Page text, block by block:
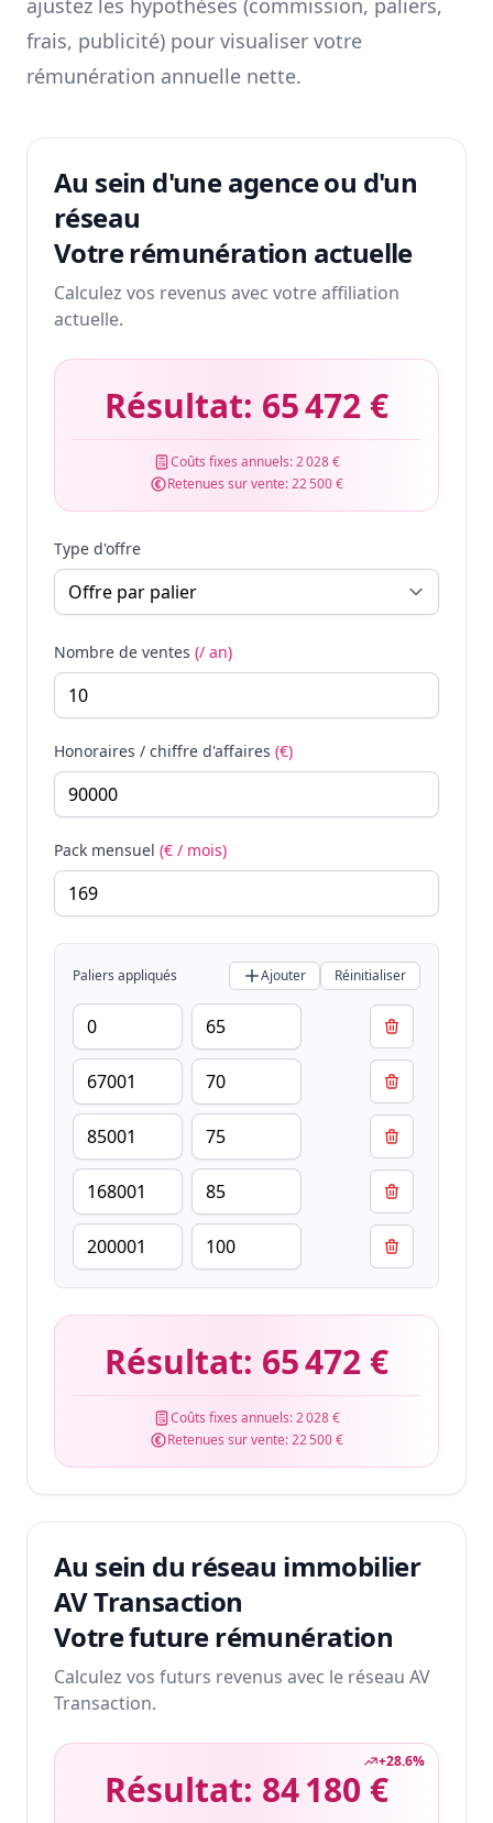
ajustez les hypothèses (commission, paliers,
frais, publicité) pour visualiser votre
rémunération annuelle nette.
Au sein d'une agence ou d'un
réseau
Votre rémunération actuelle
Calculez vos revenus avec votre affiliation
actuelle.
Résultat: 65 472 €
Coûts fixes annuels:2 028 €
Retenues sur vente:22 500 €
Type d'offre
Nombre de ventes (/ an)
Honoraires / chiffre d'affaires (€)
Pack mensuel (€ / mois)
Paliers appliqués Ajouter Réinitialiser
Résultat: 65 472 €
Coûts fixes annuels:2 028 €
Retenues sur vente:22 500 €
Au sein du réseau immobilier
AV Transaction
Votre future rémunération
Calculez vos futurs revenus avec le réseau AV
Transaction.
+28.6%
Résultat: 84 180 €